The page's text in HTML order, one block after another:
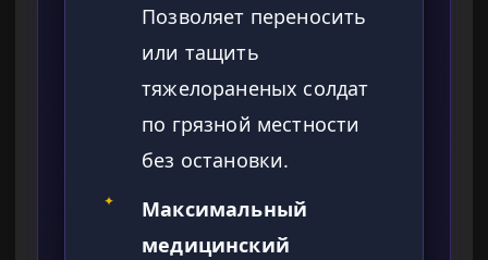
Позволяет переносить
или тащить
тяжелораненых солдат
по грязной местности
без остановки.
✦
Максимальный
медицинский